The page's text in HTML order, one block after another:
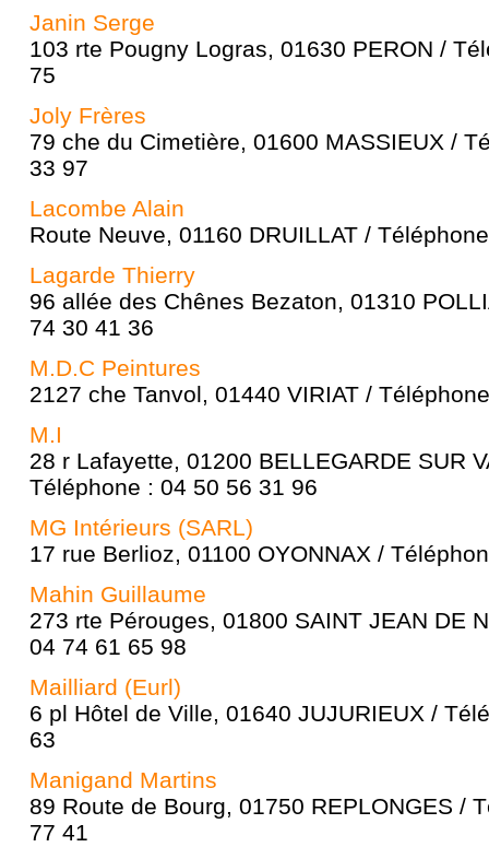
Janin Serge
103 rte Pougny Logras, 01630 PERON /
75
Joly Frères
79 che du Cimetière, 01600 MASSIEUX /
33 97
Lacombe Alain
Route Neuve, 01160 DRUILLAT /
Lagarde Thierry
96 allée des Chênes Bezaton, 01310
74 30 41 36
M.D.C Peintures
2127 che Tanvol, 01440 VIRIAT /
M.I
28 r Lafayette, 01200 BELLEGARDE SUR
Téléphone : 04 50 56 31 96
MG Intérieurs (SARL)
17 rue Berlioz, 01100 OYONNAX /
Mahin Guillaume
273 rte Pérouges, 01800 SAINT JEAN DE
04 74 61 65 98
Mailliard (Eurl)
6 pl Hôtel de Ville, 01640 JUJURIEUX /
63
Manigand Martins
89 Route de Bourg, 01750 REPLONGES /
77 41